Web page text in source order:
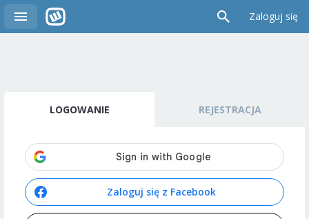
Zaloguj się
LOGOWANIE REJESTRACJA
Zaloguj się z Facebook